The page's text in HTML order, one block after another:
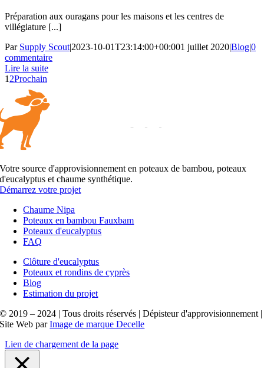
Préparation aux ouragans pour les maisons et les centres de
villégiature [...]
Par Supply Scout|2023-10-01T23:14:00+00:001 juillet 2020|Blog|0
commentaire
Lire la suite
1 2Prochain
Votre source d'approvisionnement en poteaux de bambou, poteaux
d'eucalyptus et chaume synthétique.
Démarrez votre projet
Chaume Nipa
Poteaux en bambou Fauxbam
Poteaux d'eucalyptus
FAQ
Clôture d'eucalyptus
Poteaux et rondins de cyprès
Blog
Estimation du projet
© 2019 – 2024 | Tous droits réservés | Dépisteur d'approvisionnement |
Site Web parImage de marque Decelle
Lien de chargement de la page